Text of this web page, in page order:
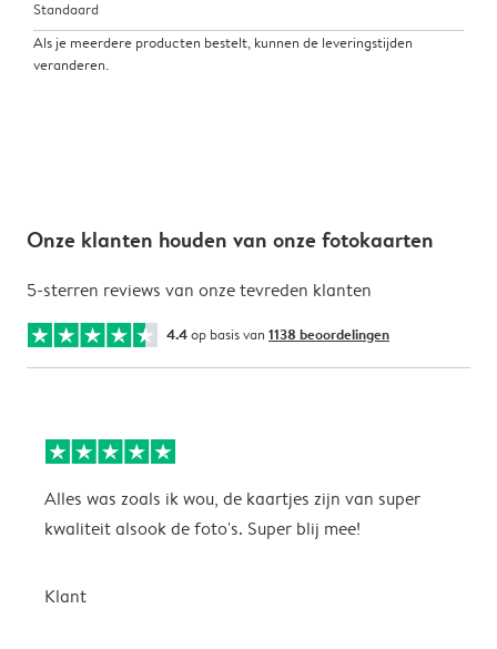
Standaard
Als je meerdere producten bestelt, kunnen de leveringstijden
veranderen.
Onze klanten houden van onze fotokaarten
5-sterren reviews van onze tevreden klanten
4.4op basis van 1138 beoordelingen
Alles was zoals ik wou, de kaartjes zijn van super
kwaliteit alsook de foto's. Super blij mee!
Klant